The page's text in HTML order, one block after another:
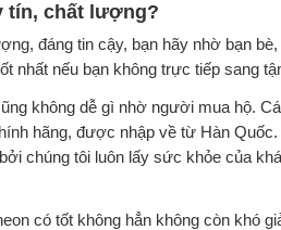
tín, chất lượng?
đáng tin cậy, bạn hãy nhờ bạn
nhất nếu bạn không trực tiếp sang
không dễ gì nhờ người mua hộ.
hãng, được nhập về từ Hàn
chúng tôi luôn lấy sức khỏe của
có tốt không hẳn không còn khó